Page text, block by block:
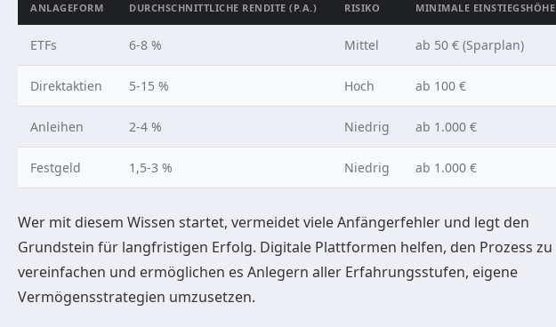
ANLAGEFORM DURCHSCHNITTLICHE RENDITE (P.A.) RISIKO MINIMALE EINSTIEGSHÖHE
ETFs 6-8 % Mittel ab 50 € (Sparplan)
Direktaktien 5-15 % Hoch ab 100 €
Anleihen 2-4 % Niedrig ab 1.000 €
Festgeld 1,5-3 % Niedrig ab 1.000 €
Wer mit diesem Wissen startet, vermeidet viele Anfängerfehler und legt den
Grundstein für langfristigen Erfolg. Digitale Plattformen helfen, den Prozess zu
vereinfachen und ermöglichen es Anlegern aller Erfahrungsstufen, eigene
Vermögensstrategien umzusetzen.